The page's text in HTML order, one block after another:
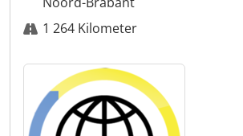
1 264 Kilometer